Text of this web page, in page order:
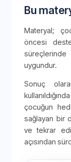
Bu
Materyal;
öncesi
uygundur.
Sonuç
çocuğun
sağlayan bir
ve tekrar
açısından